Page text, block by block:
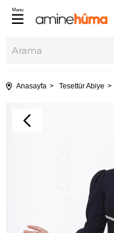
Menu
Anasayfa Tesettür Abiye